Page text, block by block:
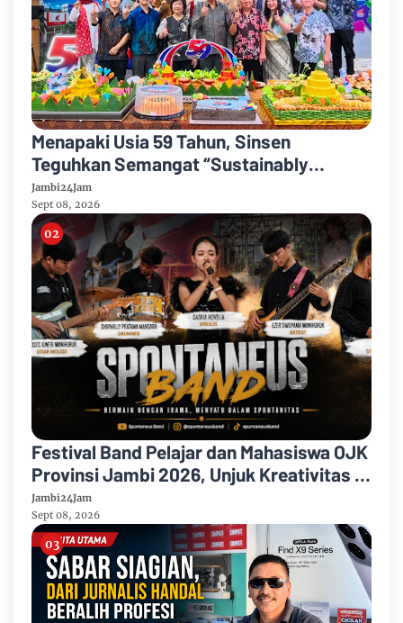
Menapaki Usia 59 Tahun, Sinsen
Teguhkan Semangat “Sustainably
Growing”
Jambi24Jam
Sept 08, 2026
Festival Band Pelajar dan Mahasiswa OJK
Provinsi Jambi 2026, Unjuk Kreativitas di
Taman Banjuran Budayo, Spontaneus
Band Raih Juara 2
Jambi24Jam
Sept 08, 2026